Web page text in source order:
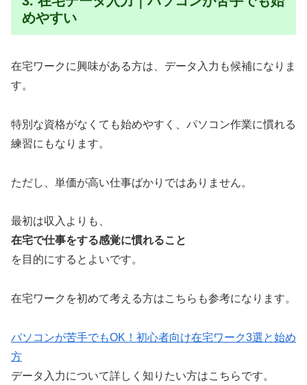
めやすい
在宅ワークに興味がある方は、データ入力も候補になりま
す。
特別な資格がなくても始めやすく、パソコン作業に慣れる
練習にもなります。
ただし、単価が高い仕事ばかりではありません。
最初は収入よりも、
在宅で仕事をする感覚に慣れること
を目的にするとよいです。
在宅ワークを初めて考える方はこちらも参考になります。
パソコンが苦手でもOK！初心者向け在宅ワーク3選と始め
方
データ入力について詳しく知りたい方はこちらです。